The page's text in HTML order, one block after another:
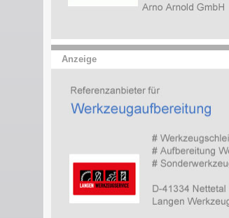
Anzeige